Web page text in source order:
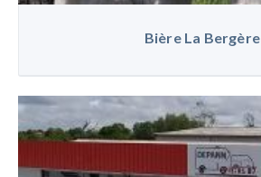
Bière La Bergère